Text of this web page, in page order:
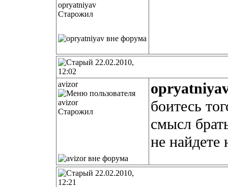
Старожил
22.02.2010,
12:02
avizor
Старожил
боитесь
смысл
не найдете
22.02.2010,
12:21